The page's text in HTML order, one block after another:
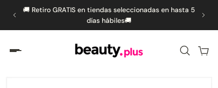
al contenido
🚚 Retiro GRATIS en tiendas seleccionadas en hasta 5
días hábiles🚚